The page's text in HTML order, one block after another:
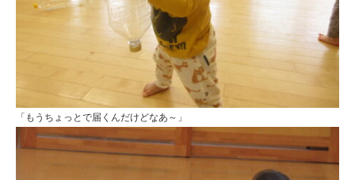
た
よ
|
学
校
法
人
「もうちょっとで届くんだけどなあ～」